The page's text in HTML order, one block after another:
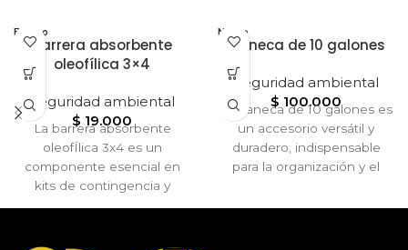
Blanco
Barrera absorbente
oleofílica 3×4
Seguridad ambiental
$ 19.000
La barrera absorbente
oleofÍlica 3x4 es un
componente esencial en
kits de contingencia y
Negro
Caneca de 10 galones
Seguridad ambiental
$ 100.000
La caneca de 10 galones es
un accesorio versátil y
duradero, indispensable
para la organización y el